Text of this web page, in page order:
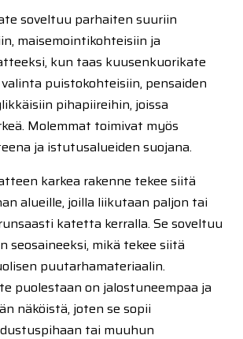
soveltuu parhaiten suuriin
maisemointikohteisiin ja
kun taas kuusenkuorikate
puistokohteisiin, pensaiden
pihapiireihin, joissa
Molemmat toimivat myös
ja istutusalueiden suojana.
karkea rakenne tekee siitä
alueille, joilla liikutaan paljon tai
katetta kerralla. Se soveltuu
seosaineeksi, mikä tekee siitä
puutarhamateriaalin.
puolestaan on jalostuneempaa ja
näköistä, joten se sopii
tai muuhun